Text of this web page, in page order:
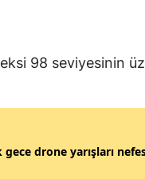
98 seviyesinin
gece drone yarışları